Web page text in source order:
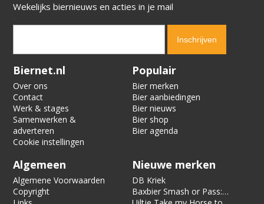
Wekelijks biernieuws en acties in je mail
Verification code:
Biernet.nl
Over ons
Contact
Werk & stages
Samenwerken &
adverteren
Cookie instellingen
Populair
Bier merken
Bier aanbiedingen
Bier nieuws
Bier shop
Bier agenda
Algemeen
Algemene Voorwaarden
Copyright
Nieuwe merken
DB Kriek
Baxbier Smash or Pass: